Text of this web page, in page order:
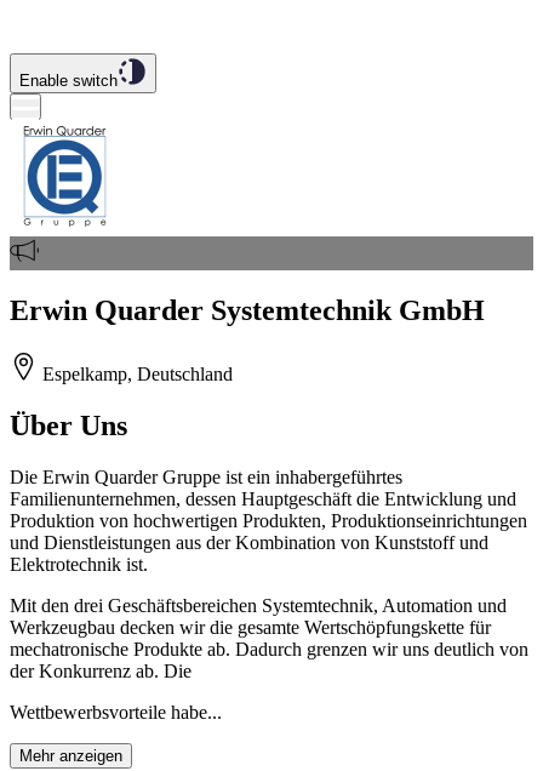
Enable switch
Erwin Quarder Systemtechnik GmbH
Espelkamp, Deutschland
Über Uns
Die Erwin Quarder Gruppe ist ein inhabergeführtes
Familienunternehmen, dessen Hauptgeschäft die Entwicklung und
Produktion von hochwertigen Produkten, Produktionseinrichtungen
und Dienstleistungen aus der Kombination von Kunststoff und
Elektrotechnik ist.
Mit den drei Geschäftsbereichen Systemtechnik, Automation und
Werkzeugbau decken wir die gesamte Wertschöpfungskette für
mechatronische Produkte ab. Dadurch grenzen wir uns deutlich von
der Konkurrenz ab. Die
Wettbewerbsvorteile habe...
Mehr anzeigen